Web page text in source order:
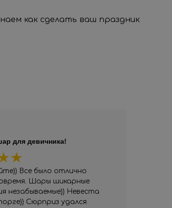
как сделать ваш праздник
Все было отлично
Шары шикарные
незабываемые)) Невеста
Сюрприз удался
для девичника!